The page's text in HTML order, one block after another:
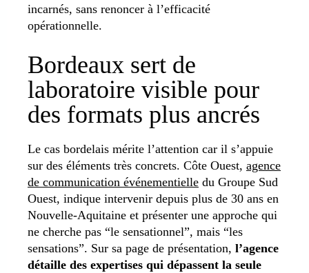
incarnés, sans renoncer à l’efficacité
opérationnelle.
Bordeaux sert de
laboratoire visible pour
des formats plus ancrés
Le cas bordelais mérite l’attention car il s’appuie
sur des éléments très concrets. Côte Ouest, agence
de communication événementielle du Groupe Sud
Ouest, indique intervenir depuis plus de 30 ans en
Nouvelle-Aquitaine et présenter une approche qui
ne cherche pas “le sensationnel”, mais “les
sensations”. Sur sa page de présentation, l’agence
détaille des expertises qui dépassent la seule